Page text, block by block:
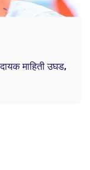
माहिती उघड,